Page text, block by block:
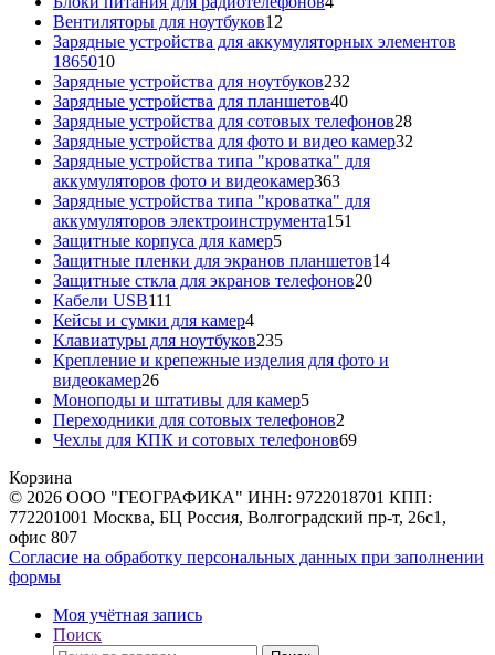
Вентиляторы для ноутбуков12
товаров
Зарядные устройства для аккумуляторных элементов
186501010
товаров
Зарядные устройства для ноутбуков232
Зарядные устройства для планшетов4040
товаров
Зарядные устройства для сотовых телефонов2828
товаров
Зарядные устройства для фото и видео камер32
Зарядные устройства типа "кроватка" для
аккумуляторов фото и видеокамер363363
товара
Зарядные устройства типа "кроватка" для
аккумуляторов электроинструмента151
Защитные корпуса для камер55
товаров
Защитные пленки для экранов планшетов1414
Защитные сткла для экранов телефонов2020
Кабели USB111
товаров
Кейсы и сумки для камер44
товара
Клавиатуры для ноутбуков235235
товаров
Крепление и крепежные изделия для фото и
видеокамер2626
товаров
Моноподы и штативы для камер55
товаров
Переходники для сотовых телефонов2
товара
Чехлы для КПК и сотовых телефонов6969
Корзина
© 2026 ООО "ГЕОГРАФИКА" ИНН: 9722018701 КПП:
772201001 Москва, БЦ Россия, Волгоградский пр-т, 26с1,
офис 807
Согласие на обработку персональных данных при заполнении
формы
Моя учётная запись
Поиск